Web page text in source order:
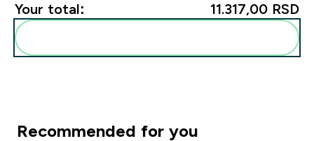
Your total: 11.317,00 RSD‎
Recommended for you